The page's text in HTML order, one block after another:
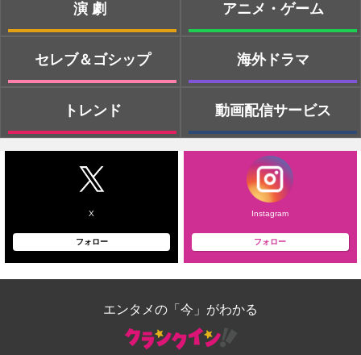
演劇
セレブ＆ゴシップ
トレンド
アニメ・ゲーム
海外ドラマ
動画配信サービス
X
フォロー
Instagram
フォロー
エンタメの「今」がわかる